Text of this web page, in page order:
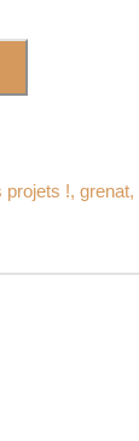
projets !,grenat,